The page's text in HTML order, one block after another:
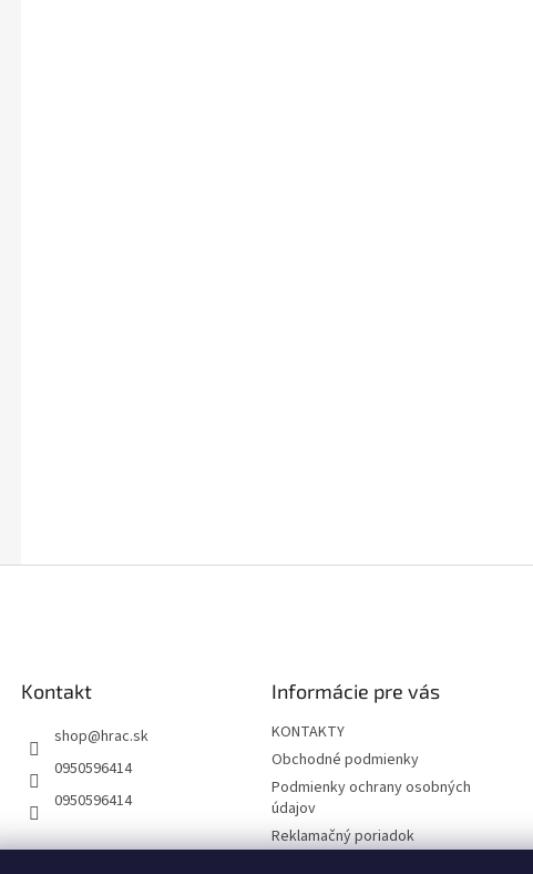
Kontakt
shop@hrac.sk
0950596414
0950596414
Informácie pre vás
KONTAKTY
Obchodné podmienky
Podmienky ochrany osobných
údajov
Reklamačný poriadok